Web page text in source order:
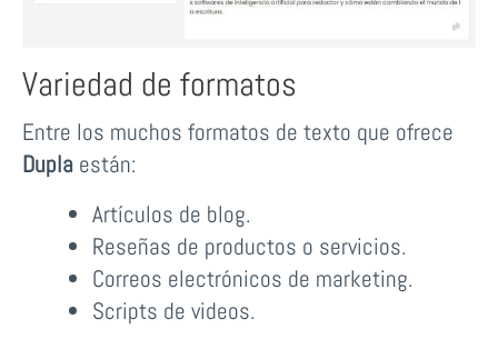
Variedad de formatos
Entre los muchos formatos de texto que ofrece
Dupla están:
Artículos de blog.
Reseñas de productos o servicios.
Correos electrónicos de marketing.
Scripts de videos.